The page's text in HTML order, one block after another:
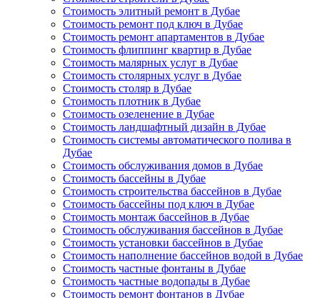
Стоимость элитный ремонт в Дубае
Стоимость ремонт под ключ в Дубае
Стоимость ремонт апартаментов в Дубае
Стоимость флиппинг квартир в Дубае
Стоимость малярных услуг в Дубае
Стоимость столярных услуг в Дубае
Стоимость столяр в Дубае
Стоимость плотник в Дубае
Стоимость озеленение в Дубае
Стоимость ландшафтный дизайн в Дубае
Стоимость системы автоматического полива в
Дубае
Стоимость обслуживания домов в Дубае
Стоимость бассейны в Дубае
Стоимость строительства бассейнов в Дубае
Стоимость бассейны под ключ в Дубае
Стоимость монтаж бассейнов в Дубае
Стоимость обслуживания бассейнов в Дубае
Стоимость установки бассейнов в Дубае
Стоимость наполнение бассейнов водой в Дубае
Стоимость частные фонтаны в Дубае
Стоимость частные водопады в Дубае
Стоимость ремонт фонтанов в Дубае